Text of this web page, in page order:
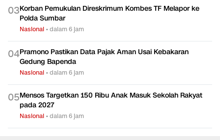
03Korban Pemukulan Direskrimum Kombes TF Melapor ke
Polda Sumbar
Nasional •dalam 6 jam
04Pramono Pastikan Data Pajak Aman Usai Kebakaran
Gedung Bapenda
Nasional •dalam 6 jam
05Mensos Targetkan 150 Ribu Anak Masuk Sekolah Rakyat
pada 2027
Nasional •dalam 6 jam